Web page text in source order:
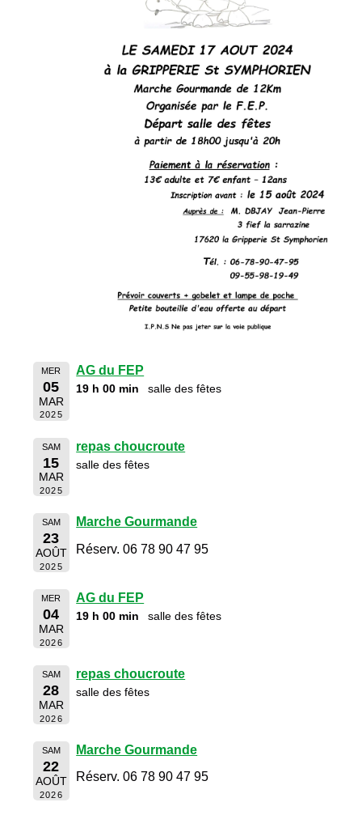
MER
05
MAR
2025
AG du FEP
19 h 00 min salle des fêtes
SAM
15
MAR
2025
repas choucroute
salle des fêtes
SAM
23
AOÛT
2025
Marche Gourmande
Réserv. 06 78 90 47 95
MER
04
MAR
2026
AG du FEP
19 h 00 min salle des fêtes
SAM
28
MAR
2026
repas choucroute
salle des fêtes
SAM
22
AOÛT
2026
Marche Gourmande
Réserv. 06 78 90 47 95